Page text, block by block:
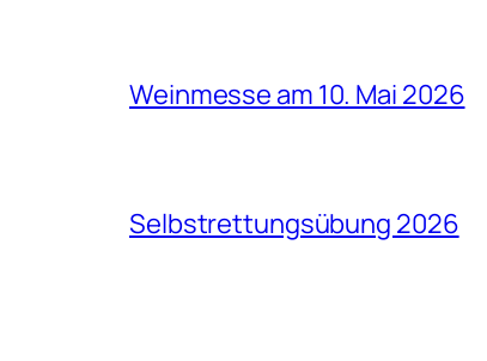
Weinmesse am 10. Mai 2026
Selbstrettungsübung 2026